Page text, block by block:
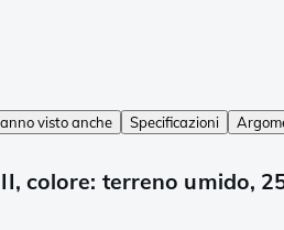
visto anche Specificazioni
colore: terreno umido,